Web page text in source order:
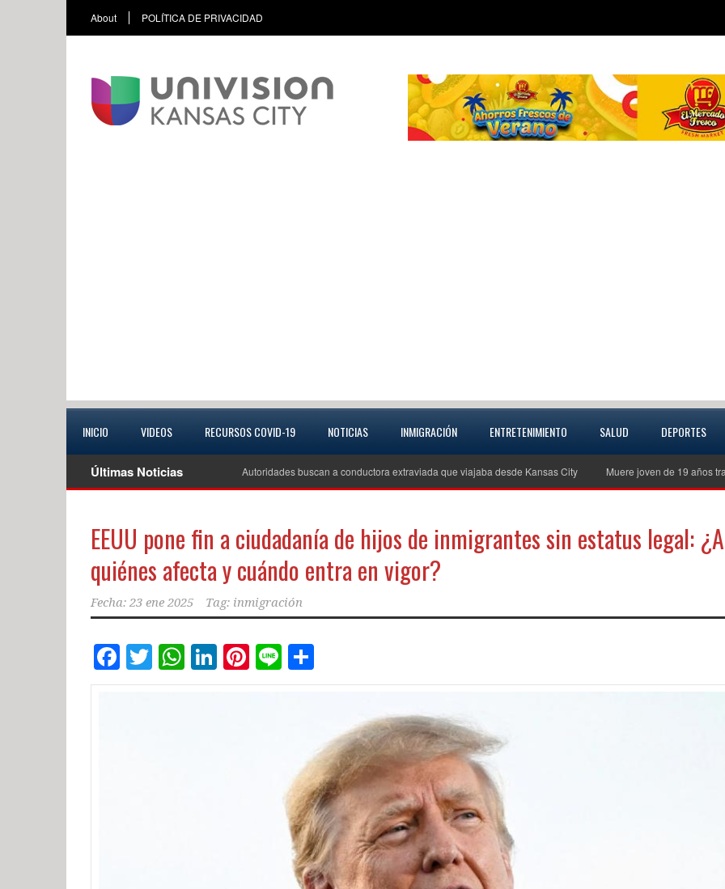
About POLÍTICA DE PRIVACIDAD
INICIO VIDEOS RECURSOS COVID-19 NOTICIAS INMIGRACIÓN ENTRETENIMIENTO SALUD DEPORTES
Últimas Noticias Autoridades buscan a conductora extraviada que viajaba desde Kansas City Muere joven de 19 años
EEUU pone fin a ciudadanía de hijos de inmigrantes sin estatus legal: ¿A
quiénes afecta y cuándo entra en vigor?
Fecha: 23 ene 2025 Tag: inmigración
Facebook
Twitter
WhatsApp
LinkedIn
Pinterest
Line